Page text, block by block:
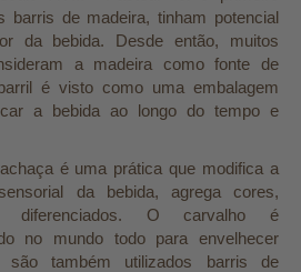
barris de madeira, tinham potencial
da bebida. Desde então, muitos
a madeira como fonte de
é visto como uma embalagem
a bebida ao longo do tempo e
é uma prática que modifica a
da bebida, agrega cores,
diferenciados. O carvalho é
no mundo todo para envelhecer
são também utilizados barris de